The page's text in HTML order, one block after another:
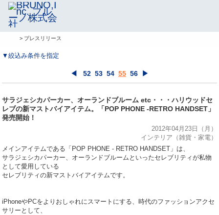
> プレスリリース
▼絞込み条件を指定
◀ 52 53 54 55 56 ▶
サラジェシカパーカー、オーランドブルーム etc・・・ハリウッドセ
レブの新マストバイアイテム。「POP PHONE -RETRO HANDSET」
発売開始！
2012年04月23日（月）
インテリア（雑貨・家電）
メインアイテムである「POP PHONE - RETRO HANDSET」は、
サラジェシカパーカー、オーランドブルームといったセレブリティが私物
として愛用している
セレブリティの新マストバイアイテムです。
iPhoneやPCをよりおしゃれにスマートにする、時代のファッションアクセ
サリーとして、